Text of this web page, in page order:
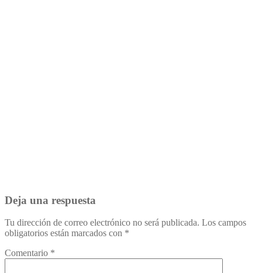
Deja una respuesta
Tu dirección de correo electrónico no será publicada. Los campos
obligatorios están marcados con *
Comentario *